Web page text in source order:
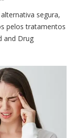
segura,
pelos tratamentos
and Drug